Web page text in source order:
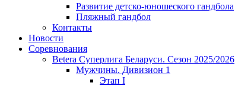
Развитие детско-юношеского гандбола
Пляжный гандбол
Контакты
Новости
Соревнования
Betera Суперлига Беларуси. Сезон 2025/2026
Мужчины. Дивизион 1
Этап I